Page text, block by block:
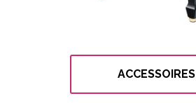
ACCESSOIRES